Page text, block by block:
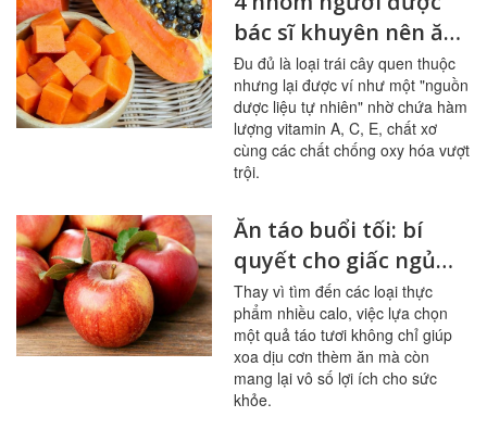
bác sĩ khuyên nên ăn
đu đủ thường xuyên
Đu đủ là loại trái cây quen thuộc
nhưng lại được ví như một "nguồn
dược liệu tự nhiên" nhờ chứa hàm
lượng vitamin A, C, E, chất xơ
cùng các chất chống oxy hóa vượt
trội.
Ăn táo buổi tối: bí
quyết cho giấc ngủ
ngon, hệ tiêu hóa
khỏe mạnh
Thay vì tìm đến các loại thực
phẩm nhiều calo, việc lựa chọn
một quả táo tươi không chỉ giúp
xoa dịu cơn thèm ăn mà còn
mang lại vô số lợi ích cho sức
khỏe.